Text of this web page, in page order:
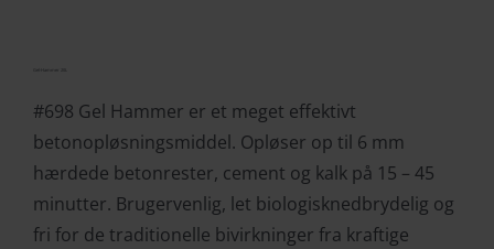
Gel-Hammer 20L
#698 Gel Hammer er et meget effektivt
betonopløsningsmiddel. Opløser op til 6 mm
hærdede betonrester, cement og kalk på 15 – 45
minutter. Brugervenlig, let biologisknedbrydelig og
fri for de traditionelle bivirkninger fra kraftige